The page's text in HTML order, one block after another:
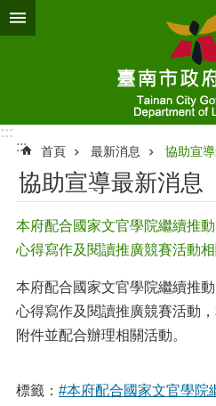
跳到主要內容區塊
:::
:::
首頁 最新消息 協助宣
協助宣導最新消息
本府配合國家文官學院繼續推
心得寫作及閱讀推廣競賽活動
本府配合國家文官學院繼續推
心得寫作及閱讀推廣競賽活動
附件並配合辦理相關活動。
標籤： #本府配合國家文官學院